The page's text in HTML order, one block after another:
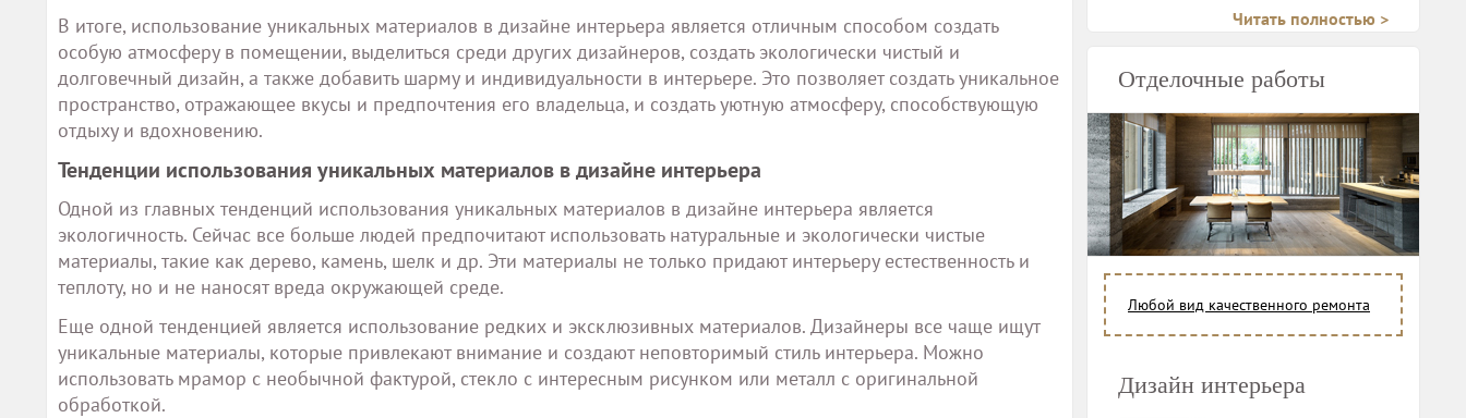
В итоге, использование уникальных материалов в дизайне интерьера является отличным способом создать
особую атмосферу в помещении, выделиться среди других дизайнеров, создать экологически чистый и
долговечный дизайн, а также добавить шарму и индивидуальности в интерьере. Это позволяет создать уникальное
пространство, отражающее вкусы и предпочтения его владельца, и создать уютную атмосферу, способствующую
отдыху и вдохновению.
Тенденции использования уникальных материалов в дизайне интерьера
Одной из главных тенденций использования уникальных материалов в дизайне интерьера является
экологичность. Сейчас все больше людей предпочитают использовать натуральные и экологически чистые
материалы, такие как дерево, камень, шелк и др. Эти материалы не только придают интерьеру естественность и
теплоту, но и не наносят вреда окружающей среде.
Еще одной тенденцией является использование редких и эксклюзивных материалов. Дизайнеры все чаще ищут
уникальные материалы, которые привлекают внимание и создают неповторимый стиль интерьера. Можно
использовать мрамор с необычной фактурой, стекло с интересным рисунком или металл с оригинальной
обработкой.
Читать полностью >
Отделочные работы
Любой вид качественного ремонта
Дизайн интерьера